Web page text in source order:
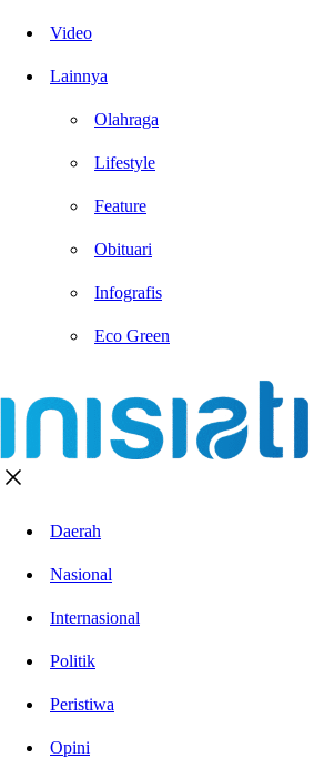
Video
Lainnya
Olahraga
Lifestyle
Feature
Obituari
Infografis
Eco Green
Daerah
Nasional
Internasional
Politik
Peristiwa
Opini